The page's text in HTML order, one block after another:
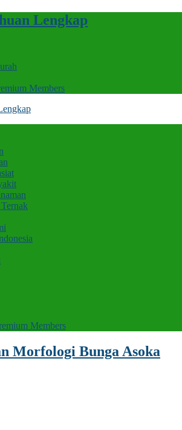
Lengkap
Members
Members
Morfologi Bunga Asoka